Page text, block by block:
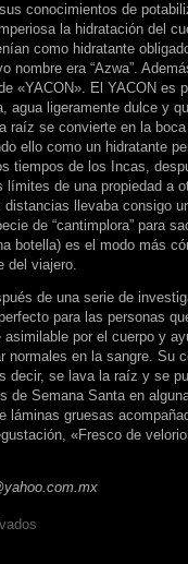
conocimientos de
la hidratación del
como hidratante
nombre era “Azwa”.
«YACON». El YACON es
agua ligeramente dulce y
raíz se convierte en la
ello como un hidratante
tiempos de los Incas,
de una propiedad a
llevaba consigo
de “cantimplora” para
botella) es el modo más
del viajero.
de una serie de
para las personas
por el cuerpo y
normales en la sangre. Su
decir, se lava la raíz y se
de Semana Santa en
láminas gruesas
«Fresco de